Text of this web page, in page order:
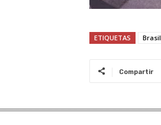
ETIQUETAS Brasil
Compartir